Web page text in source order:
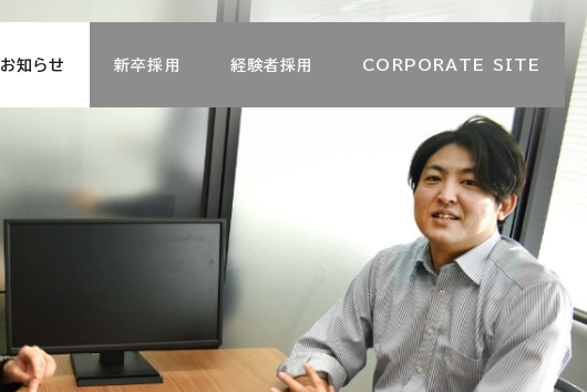
お知らせ 新卒採用 経験者採用 CORPORATE SITE